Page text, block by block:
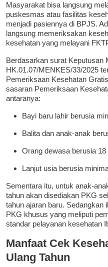
Masyarakat bisa langsung
puskesmas atau fasilitas
menjadi pasiennya di BPJS.
langsung memeriksakan
kesehatan yang melayani
Berdasarkan surat Keputusan
HK.01.07/MENKES/33/2025
Pemeriksaan Kesehatan
sasaran Pemeriksaan
antaranya:
Bayi baru lahir berusia
Balita dan anak-anak
Orang dewasa berusia
Lanjut usia berusia
Sementara itu, untuk anak-
tahun akan disediakan PKG
tahun ajaran baru. Sedangkan
PKG khusus yang meliputi
standar pelayanan kesehatan
Manfaat Cek
Ulang Tahun